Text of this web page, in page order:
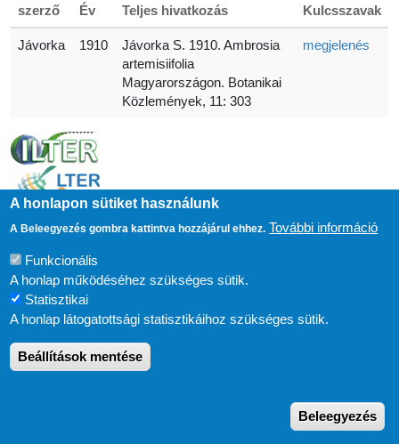
szerző
Év Teljes hivatkozás Kulcsszavak
Jávorka 1910
Jávorka S. 1910. Ambrosia
artemisiifolia
Magyarországon. Botanikai
Közlemények, 11: 303
megjelenés
ESZKÖZÖK
Süti beállítások
FELHASZNÁLÓI FIÓK MENÜJE
Bejelentkezés
A honlapon sütiket használunk
A Beleegyezés gombra kattintva hozzájárul ehhez. További információ
Funkcionális
A honlap működéséhez szükséges sütik.
Statisztikai
A honlap látogatottsági statisztikáihoz szükséges sütik.
Beállítások mentése
Beleegyezés